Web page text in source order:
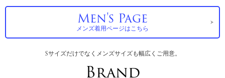
Men's Page
メンズ着用ページはこちら
Sサイズだけでなくメンズサイズも幅広くご用意。
Brand